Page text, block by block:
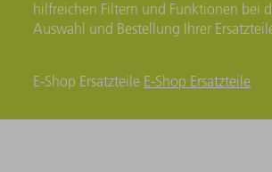
hilfreichen Filtern und Funktionen bei
Auswahl und Bestellung Ihrer
E-Shop Ersatzteile E-Shop Ersatzteile